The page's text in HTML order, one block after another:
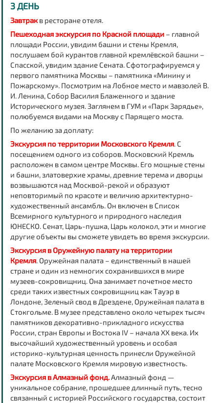
3 ДЕНЬ
Завтракв ресторане отеля.
Пешеходная экскурсия по Красной площади – главной
площади России, увидим башни и стены Кремля,
послушаем бой курантов главной кремлёвской башни –
Спасской, увидим здание Сената. Сфотографируемся у
первого памятника Москвы – памятника «Минину и
Пожарскому». Посмотрим на Лобное место и мавзолей В.
И. Ленина, Собор Василия Блаженного и здание
Исторического музея. Заглянем в ГУМ и «Парк Зарядье»,
полюбуемся видами на Москву с Парящего моста.
По желанию за доплату:
Экскурсия по территории Московского Кремля.С
посещением одного из соборов. Московский Кремль
расположен в самом центре Москвы. Его мощные стены
и башни, златоверхие храмы, древние терема и дворцы
возвышаются над Москвой-рекой и образуют
неповторимый по красоте и величию архитектурно-
художественный ансамбль. Он включен в Список
Всемирного культурного и природного наследия
ЮНЕСКО. Сенат, Царь-пушка, Царь колокол, эти и многие
другие объекты вы сможете увидеть во время экскурсии.
Экскурсия в Оружейную палату на территории
Кремля.Оружейная палата – единственный в нашей
стране и один из немногих сохранившихся в мире
музеев-сокровищниц. Она занимает почетное место
среди таких известных сокровищниц как Тауэр в
Лондоне, Зеленый свод в Дрездене, Оружейная палата в
Стокгольме. В музее представлено около четырех тысяч
памятников декоративно-прикладного искусства
России, стран Европы и Востока IV – начала XX века. Их
высочайший художественный уровень и особая
историко-культурная ценность принесли Оружейной
палате Московского Кремля мировую известность.
Экскурсия в Алмазный фонд.Алмазный фонд —
уникальное собрание, прошедшее длинный путь, тесно
связанный с историей Российского государства, состоит